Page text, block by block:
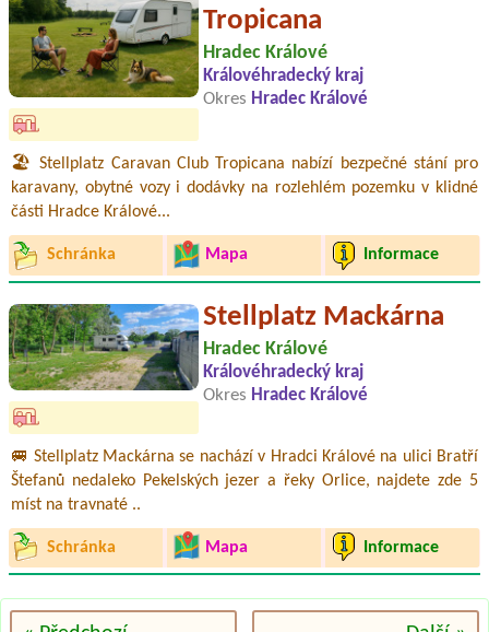
Tropicana
Hradec Králové
Královéhradecký kraj
Okres Hradec Králové
🏖️ Stellplatz Caravan Club Tropicana nabízí bezpečné stání pro
karavany, obytné vozy i dodávky na rozlehlém pozemku v klidné
části Hradce Králové...
Schránka Mapa Informace
Stellplatz Mackárna
Hradec Králové
Královéhradecký kraj
Okres Hradec Králové
🚐 Stellplatz Mackárna se nachází v Hradci Králové na ulici Bratří
Štefanů nedaleko Pekelských jezer a řeky Orlice, najdete zde 5
míst na travnaté ..
Schránka Mapa Informace